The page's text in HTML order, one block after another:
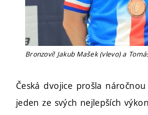
Bronzoví! Jakub Mašek (vlevo) a
Česká dvojice prošla
jeden ze svých nejlepších